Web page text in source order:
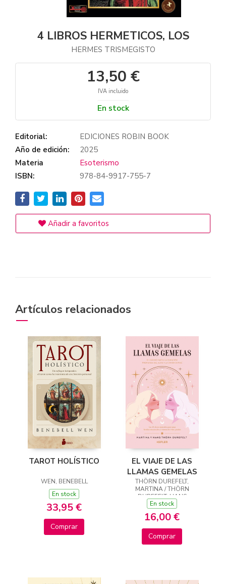
4 LIBROS HERMETICOS, LOS
HERMES TRISMEGISTO
13,50 €
IVA incluido
En stock
Editorial:
EDICIONES ROBIN BOOK
Año de edición:
2025
Materia
Esoterismo
ISBN:
978-84-9917-755-7
Añadir a favoritos
Artículos relacionados
TAROT HOLÍSTICO
WEN, BENEBELL
En stock
33,95 €
Comprar
EL VIAJE DE LAS
LLAMAS GEMELAS
THÖRN DUREFELT,
MARTINA / THÖRN
DUREFELT, HANS
En stock
16,00 €
Comprar